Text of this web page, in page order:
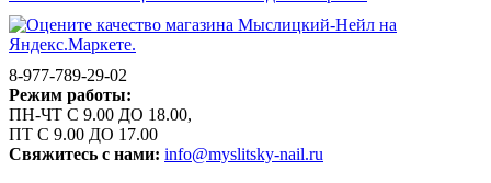
8-977-789-29-02
Режим работы:
ПН-ЧТ С 9.00 ДО 18.00,
ПТ С 9.00 ДО 17.00
Свяжитесь с нами: info@myslitsky-nail.ru